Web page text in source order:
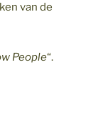
van de
People“.